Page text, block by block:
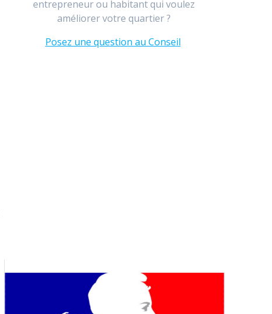
entrepreneur ou habitant qui voulez
améliorer votre quartier ?
Posez une question au Conseil